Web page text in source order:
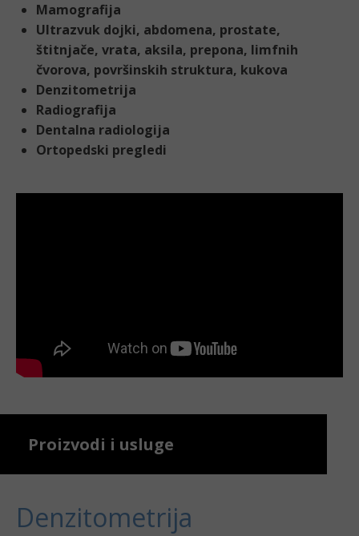
Mamografija
Ultrazvuk dojki, abdomena, prostate,
štitnjače, vrata, aksila, prepona, limfnih
čvorova, površinskih struktura, kukova
Denzitometrija
Radiografija
Dentalna radiologija
Ortopedski pregledi
Proizvodi i usluge
Denzitometrija